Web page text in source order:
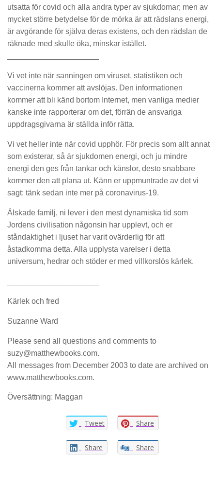
utsatta för covid och alla andra typer av sjukdomar; men av
mycket större betydelse för de mörka är att rädslans energi,
är avgörande för själva deras existens, och den rädslan de
räknade med skulle öka, minskar istället.
Vi vet inte när sanningen om viruset, statistiken och
vaccinerna kommer att avslöjas. Den informationen
kommer att bli känd bortom Internet, men vanliga medier
kanske inte rapporterar om det, förrän de ansvariga
uppdragsgivarna är ställda inför rätta.
Vi vet heller inte när covid upphör. För precis som allt annat
som existerar, så är sjukdomen energi, och ju mindre
energi den ges från tankar och känslor, desto snabbare
kommer den att plana ut. Känn er uppmuntrade av det vi
sagt; tänk sedan inte mer på coronavirus-19.
Älskade familj, ni lever i den mest dynamiska tid som
Jordens civilisation någonsin har upplevt, och er
ståndaktighet i ljuset har varit ovärderlig för att
åstadkomma detta. Alla upplysta varelser i detta
universum, hedrar och stöder er med villkorslös kärlek.
Kärlek och fred
Suzanne Ward
Please send all questions and comments to
suzy@matthewbooks.com.
All messages from December 2003 to date are archived on
www.matthewbooks.com.
Översättning: Maggan
Tweet Share
Share Share